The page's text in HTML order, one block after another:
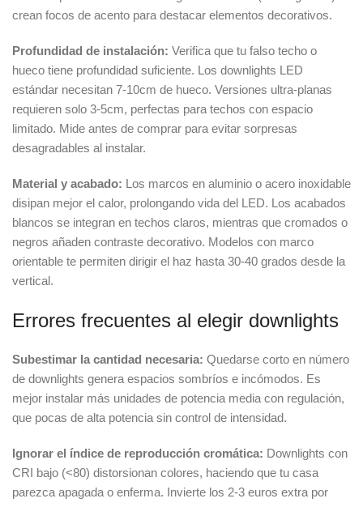
crean focos de acento para destacar elementos decorativos.
Profundidad de instalación: Verifica que tu falso techo o
hueco tiene profundidad suficiente. Los downlights LED
estándar necesitan 7-10cm de hueco. Versiones ultra-planas
requieren solo 3-5cm, perfectas para techos con espacio
limitado. Mide antes de comprar para evitar sorpresas
desagradables al instalar.
Material y acabado: Los marcos en aluminio o acero inoxidable
disipan mejor el calor, prolongando vida del LED. Los acabados
blancos se integran en techos claros, mientras que cromados o
negros añaden contraste decorativo. Modelos con marco
orientable te permiten dirigir el haz hasta 30-40 grados desde la
vertical.
Errores frecuentes al elegir downlights
Subestimar la cantidad necesaria: Quedarse corto en número
de downlights genera espacios sombríos e incómodos. Es
mejor instalar más unidades de potencia media con regulación,
que pocas de alta potencia sin control de intensidad.
Ignorar el índice de reproducción cromática: Downlights con
CRI bajo (<80) distorsionan colores, haciendo que tu casa
parezca apagada o enferma. Invierte los 2-3 euros extra por